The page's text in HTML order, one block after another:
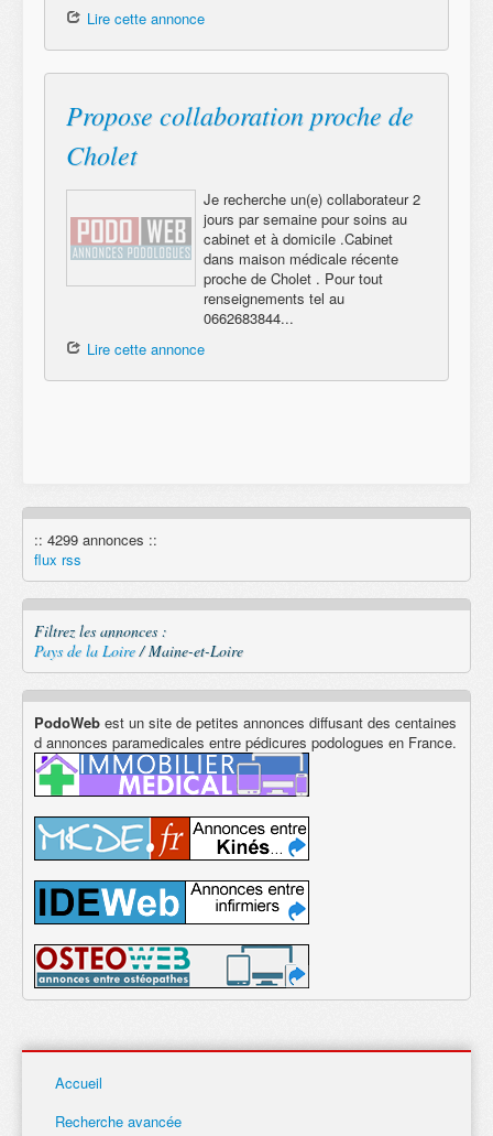
Lire cette annonce
Propose collaboration proche de
Cholet
Je recherche un(e) collaborateur 2
jours par semaine pour soins au
cabinet et à domicile .Cabinet
dans maison médicale récente
proche de Cholet . Pour tout
renseignements tel au
0662683844...
Lire cette annonce
:: 4299 annonces ::
flux rss
Filtrez les annonces :
Pays de la Loire/ Maine-et-Loire
PodoWeb est un site de petites annonces diffusant des centaines
d annonces paramedicales entre pédicures podologues en France.
Accueil
Recherche avancée